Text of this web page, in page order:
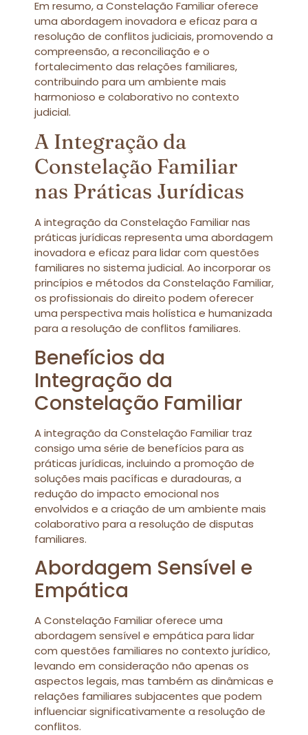
Em resumo, a Constelação Familiar oferece
uma abordagem inovadora e eficaz para a
resolução de conflitos judiciais, promovendo a
compreensão, a reconciliação e o
fortalecimento das relações familiares,
contribuindo para um ambiente mais
harmonioso e colaborativo no contexto
judicial.
A Integração da
Constelação Familiar
nas Práticas Jurídicas
A integração da Constelação Familiar nas
práticas jurídicas representa uma abordagem
inovadora e eficaz para lidar com questões
familiares no sistema judicial. Ao incorporar os
princípios e métodos da Constelação Familiar,
os profissionais do direito podem oferecer
uma perspectiva mais holística e humanizada
para a resolução de conflitos familiares.
Benefícios da
Integração da
Constelação Familiar
A integração da Constelação Familiar traz
consigo uma série de benefícios para as
práticas jurídicas, incluindo a promoção de
soluções mais pacíficas e duradouras, a
redução do impacto emocional nos
envolvidos e a criação de um ambiente mais
colaborativo para a resolução de disputas
familiares.
Abordagem Sensível e
Empática
A Constelação Familiar oferece uma
abordagem sensível e empática para lidar
com questões familiares no contexto jurídico,
levando em consideração não apenas os
aspectos legais, mas também as dinâmicas e
relações familiares subjacentes que podem
influenciar significativamente a resolução de
conflitos.